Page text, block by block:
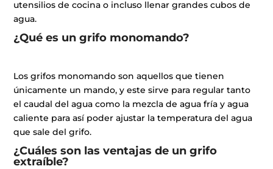
utensilios de cocina o incluso llenar grandes cubos de
agua.
¿Qué es un grifo monomando?
Los grifos monomando son aquellos que tienen
únicamente un mando, y este sirve para regular tanto
el caudal del agua como la mezcla de agua fría y agua
caliente para así poder ajustar la temperatura del agua
que sale del grifo.
¿Cuáles son las ventajas de un grifo
extraíble?